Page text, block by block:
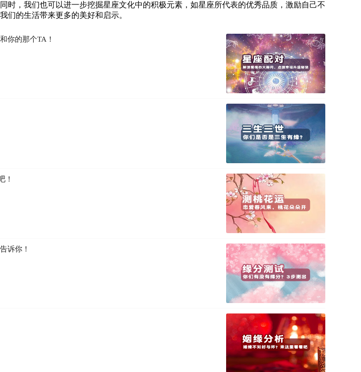
，我们也可以进一步挖掘星座文化中的积极元素，如星座所代表的优秀品质，激励自己不
们的生活带来更多的美好和启示。
你的那个TA！
！
诉你！